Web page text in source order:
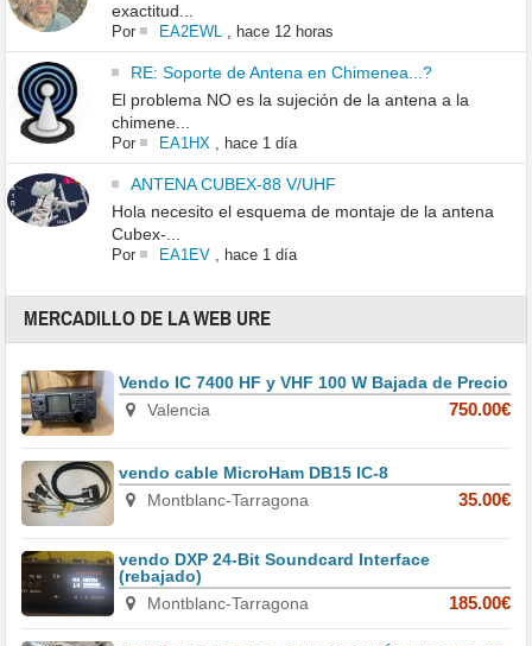
exactitud...
Por EA2EWL, hace 12 horas
RE: Soporte de Antena en Chimenea...?
El problema NO es la sujeción de la antena a la
chimene...
Por EA1HX, hace 1 día
ANTENA CUBEX-88 V/UHF
Hola necesito el esquema de montaje de la antena
Cubex-...
Por EA1EV, hace 1 día
MERCADILLO DE LA WEB URE
Vendo IC 7400 HF y VHF 100 W Bajada de Precio
Valencia
750.00€
vendo cable MicroHam DB15 IC-8
Montblanc-Tarragona
35.00€
vendo DXP 24-Bit Soundcard Interface
(rebajado)
Montblanc-Tarragona
185.00€